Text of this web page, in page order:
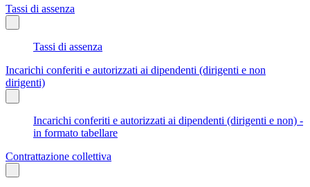
Tassi di assenza
Tassi di assenza
Incarichi conferiti e autorizzati ai dipendenti (dirigenti e non
dirigenti)
Incarichi conferiti e autorizzati ai dipendenti (dirigenti e non) -
in formato tabellare
Contrattazione collettiva